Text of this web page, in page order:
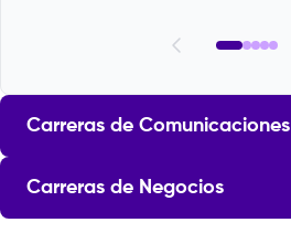
Carreras de Comunicaciones
Carreras de Negocios